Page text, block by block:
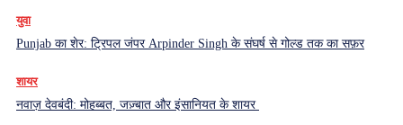
युवा
Punjab का शेर: ट्रिपल जंपर Arpinder Singh के संघर्ष से गोल्ड तक का सफ़र
शायर
नवाज़ देवबंदी: मोहब्बत, जज़्बात और इंसानियत के शायर